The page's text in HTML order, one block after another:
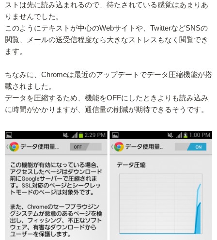
ストは先に読み込まれるので、待たされている感覚はあまりあ
りませんでした。
このようにテキストが中心のWebサイトや、TwitterなどSNSの
閲覧、メールの送受信程度なら大きなストレスもなく閲覧でき
ます。
ちなみに、Chromeは最近のアップデートでデータ圧縮機能が搭
載されました。
データを圧縮するため、機能をOFFにしたときよりも読み込み
に時間がかかりますが、通信量の削減が期待できるそうです。